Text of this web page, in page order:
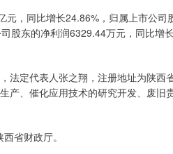
，同比增长24.86%，归属上市公司
股东的净利润6329.44万元，同比增长
法定代表人张之翔，注册地址为陕西
产、催化应用技术的研究开发、废旧
省财政厅。